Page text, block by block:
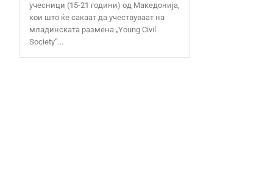
учесници (15-21 години) од Македонија,
кои што ќе сакаат да учествуваат на
младинската размена „Young Civil
Society“...